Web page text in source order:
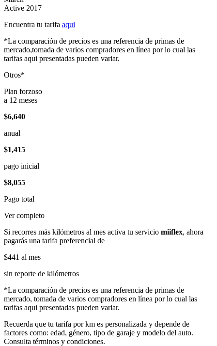
Active 2017
Encuentra tu tarifa aqui
*La comparación de precios es una referencia de primas de
mercado,tomada de varios compradores en línea por lo cual las
tarifas aqui presentadas pueden variar.
Otros*
Plan forzoso
a 12 meses
$6,640
anual
$1,415
pago inicial
$8,055
Pago total
Ver completo
Si recorres más kilómetros al mes activa tu servicio miiflex, ahora
pagarás una tarifa preferencial de
$441 al mes
sin reporte de kilómetros
*La comparación de precios es una referencia de primas de
mercado, tomada de varios compradores en línea por lo cual las
tarifas aqui presentadas pueden variar.
Recuerda que tu tarifa por km es personalizada y depende de
factores como: edad, género, tipo de garaje y modelo del auto.
Consulta términos y condiciones.